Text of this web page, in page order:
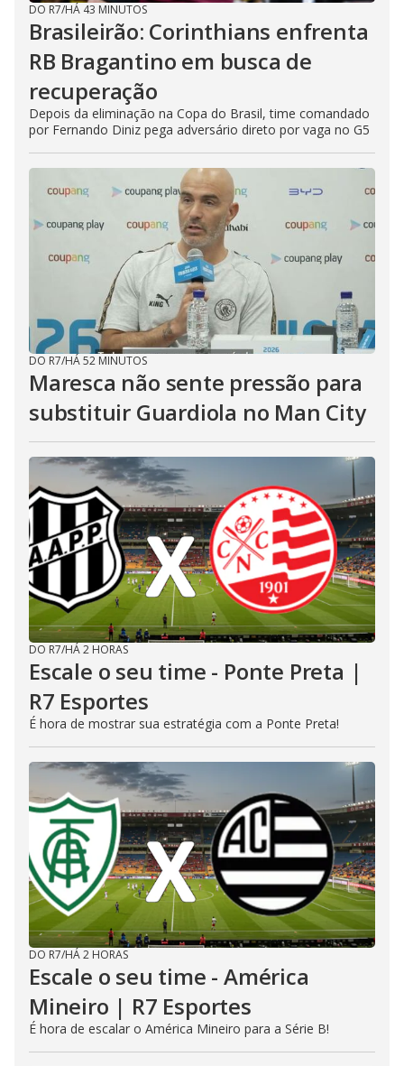
DO R7/HÁ 43 MINUTOS
Brasileirão: Corinthians enfrenta
RB Bragantino em busca de
recuperação
Depois da eliminação na Copa do Brasil, time comandado
por Fernando Diniz pega adversário direto por vaga no G5
DO R7/HÁ 52 MINUTOS
Maresca não sente pressão para
substituir Guardiola no Man City
DO R7/HÁ 2 HORAS
Escale o seu time - Ponte Preta |
R7 Esportes
É hora de mostrar sua estratégia com a Ponte Preta!
DO R7/HÁ 2 HORAS
Escale o seu time - América
Mineiro | R7 Esportes
É hora de escalar o América Mineiro para a Série B!